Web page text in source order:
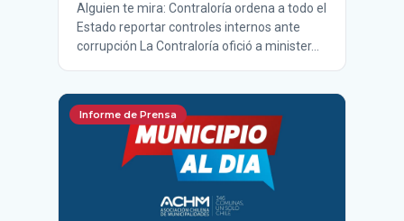
Alguien te mira: Contraloría ordena a todo el
Estado reportar controles internos ante
corrupción La Contraloría ofició a minister…
Informe de Prensa